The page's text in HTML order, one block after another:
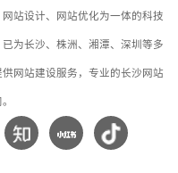
网站设计、网站优化为一体的科技
已为长沙、株洲、湘潭、深圳等多
供网站建设服务，专业的长沙网站